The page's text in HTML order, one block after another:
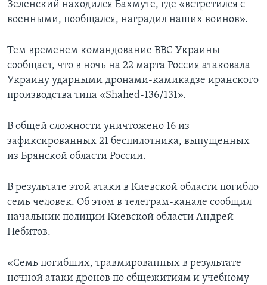
Зеленский находился Бахмуте, где «встретился с
военными, пообщался, наградил наших воинов».
Тем временем командование ВВС Украины
сообщает, что в ночь на 22 марта Россия атаковала
Украину ударными дронами-камикадзе иранского
производства типа «Shahed-136/131».
В общей сложности уничтожено 16 из
зафиксированных 21 беспилотника, выпущенных
из Брянской области России.
В результате этой атаки в Киевской области погибло
семь человек. Об этом в телеграм-канале сообщил
начальник полиции Киевской области Андрей
Небитов.
«Семь погибших, травмированных в результате
ночной атаки дронов по общежитиям и учебному